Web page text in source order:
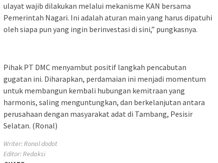
ulayat wajib dilakukan melalui mekanisme KAN bersama
Pemerintah Nagari. Ini adalah aturan main yang harus dipatuhi
oleh siapa pun yang ingin berinvestasi di sini,” pungkasnya.
Pihak PT DMC menyambut positif langkah pencabutan
gugatan ini. Diharapkan, perdamaian ini menjadi momentum
untuk membangun kembali hubungan kemitraan yang
harmonis, saling menguntungkan, dan berkelanjutan antara
perusahaan dengan masyarakat adat di Tambang, Pesisir
Selatan. (Ronal)
Writer: Ronal dodot
Editor: Redaksi